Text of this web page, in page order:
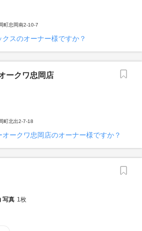
町忠岡南2-10-7
クスのオーナー様ですか？
ークワ忠岡店
町北出2-7-18
ークワ忠岡店のオーナー様ですか？
写真 1枚